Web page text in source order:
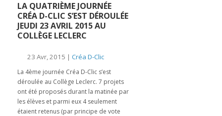
LA QUATRIÈME JOURNÉE
CRÉA D-CLIC S’EST DÉROULÉE
JEUDI 23 AVRIL 2015 AU
COLLÈGE LECLERC
23 Avr, 2015 | Créa D-Clic
La 4ème journée Créa D-Clic s’est
déroulée au Collège Leclerc. 7 projets
ont été proposés durant la matinée par
les élèves et parmi eux 4 seulement
étaient retenus (par principe de vote